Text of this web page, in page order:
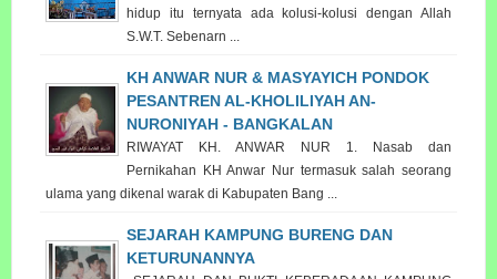
hidup itu ternyata ada kolusi-kolusi dengan Allah
S.W.T. Sebenarn ...
KH ANWAR NUR & MASYAYICH PONDOK
PESANTREN AL-KHOLILIYAH AN-
NURONIYAH - BANGKALAN
RIWAYAT KH. ANWAR NUR 1. Nasab dan
Pernikahan KH Anwar Nur termasuk salah seorang
ulama yang dikenal warak di Kabupaten Bang ...
SEJARAH KAMPUNG BURENG DAN
KETURUNANNYA